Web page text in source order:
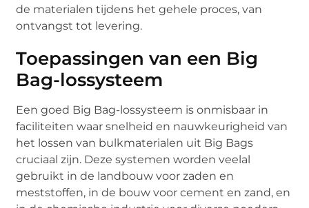
de materialen tijdens het gehele proces, van
ontvangst tot levering.
Toepassingen van een Big
Bag-lossysteem
Een goed Big Bag-lossysteem is onmisbaar in
faciliteiten waar snelheid en nauwkeurigheid van
het lossen van bulkmaterialen uit Big Bags
cruciaal zijn. Deze systemen worden veelal
gebruikt in de landbouw voor zaden en
meststoffen, in de bouw voor cement en zand, en